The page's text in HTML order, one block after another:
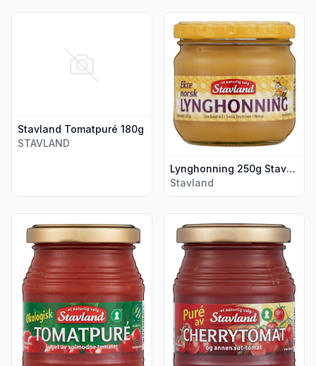
Stavland Tomatpuré 180g
STAVLAND
Vis flere detaljer for produktet "Stavland Tomatpuré 180g"
Lynghonning 250g Stavland
Stavland
Vis flere detaljer for
Vis flere detaljer for produktet "Tomatpure Økologisk 180g
Vis flere detaljer for